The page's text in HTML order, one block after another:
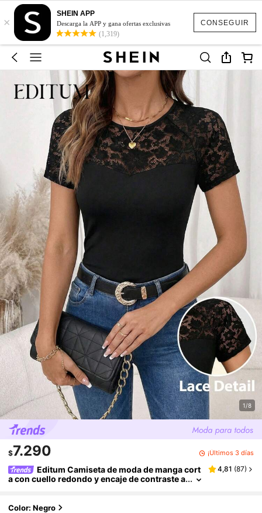
CONSEGUIR
×
SHEIN APP
Descarga la APP y gana ofertas exclusivas
(1,319)
1/8
$7.290 ¡Últimos 3 días
Editum Camiseta de moda de manga cort
a con cuello redondo y encaje de contraste a
4,81 (87)
Color: Negro